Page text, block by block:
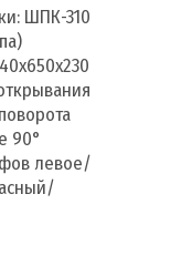
ШПК-310
90°
левое/